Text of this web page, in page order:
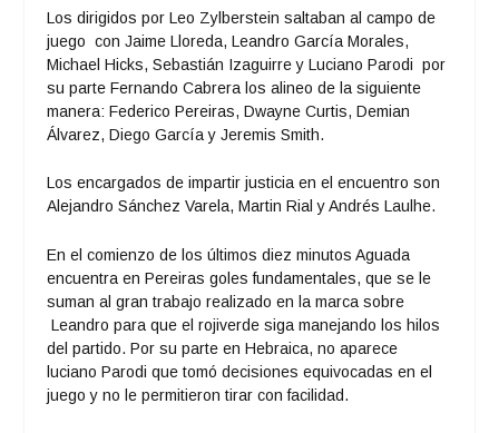
Los dirigidos por Leo Zylberstein saltaban al campo de
juego con Jaime Lloreda, Leandro García Morales,
Michael Hicks, Sebastián Izaguirre y Luciano Parodi por
su parte Fernando Cabrera los alineo de la siguiente
manera: Federico Pereiras, Dwayne Curtis, Demian
Álvarez, Diego García y Jeremis Smith.
Los encargados de impartir justicia en el encuentro son
Alejandro Sánchez Varela, Martin Rial y Andrés Laulhe.
En el comienzo de los últimos diez minutos Aguada
encuentra en Pereiras goles fundamentales, que se le
suman al gran trabajo realizado en la marca sobre
Leandro para que el rojiverde siga manejando los hilos
del partido. Por su parte en Hebraica, no aparece
luciano Parodi que tomó decisiones equivocadas en el
juego y no le permitieron tirar con facilidad.